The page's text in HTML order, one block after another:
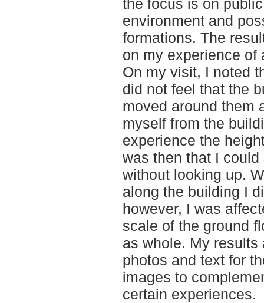
the focus is on
environment and
formations. The
on my experience of
On my visit, I noted
did not feel that the
moved around them
myself from the
experience the
was then that I
without looking up.
along the building I
however, I was
scale of the ground
as whole. My results
photos and text for
images to
certain experiences.